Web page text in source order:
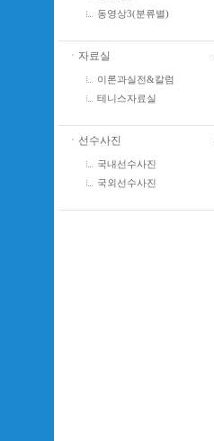
동영상3(분류별)
ㆍ자료실
이론과실전&칼럼
테니스자료실
ㆍ선수사진
국내선수사진
국외선수사진